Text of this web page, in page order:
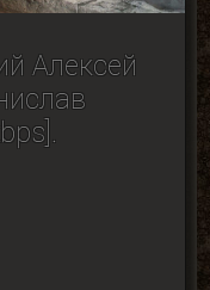
Алексей